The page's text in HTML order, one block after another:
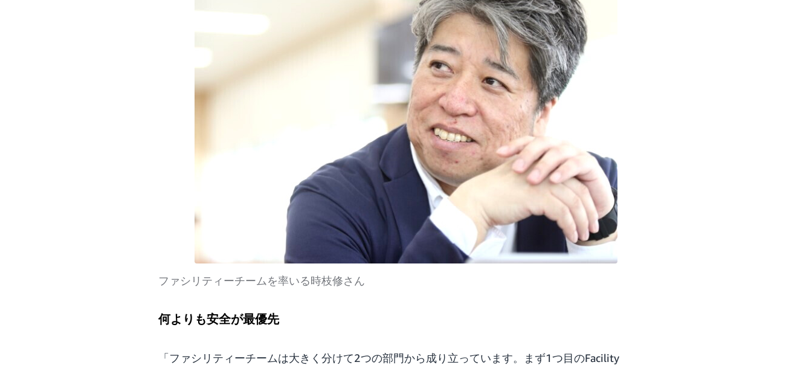
ファシリティーチームを率いる時枝修さん
何よりも安全が最優先
「ファシリティーチームは大きく分けて2つの部門から成り立っています。まず1つ目のFacility